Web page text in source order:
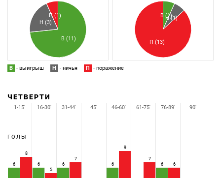
В (11)
Н (3)
П (1) В (1)
Н (1)
П (13)
В - выигрыш Н - ничья П - поражение
ЧЕТВЕРТИ
ГОЛЫ
6
8
6
5
6
7
6
9
7
6
6
1-15' 16-30' 31-44' 45' 46-60' 61-75' 76-89' 90'